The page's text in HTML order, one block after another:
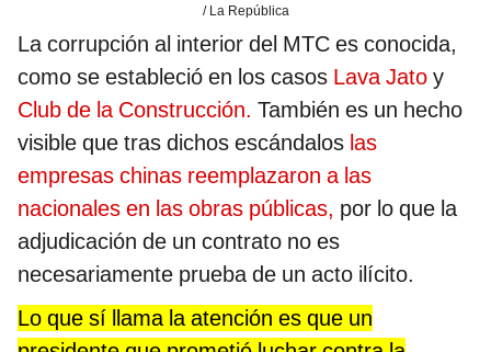
/ La República
La corrupción al interior del MTC es conocida,
como se estableció en los casos Lava Jato y
Club de la Construcción. También es un hecho
visible que tras dichos escándalos las
empresas chinas reemplazaron a las
nacionales en las obras públicas, por lo que la
adjudicación de un contrato no es
necesariamente prueba de un acto ilícito.
Lo que sí llama la atención es que un